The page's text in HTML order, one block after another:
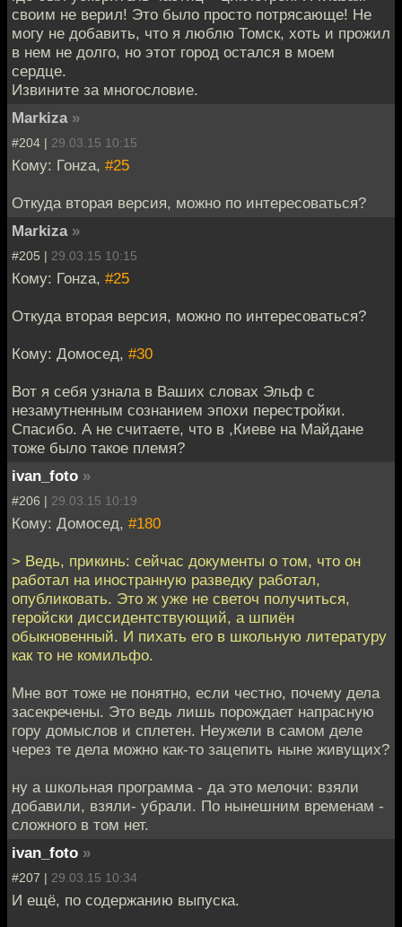
своим не верил! Это было просто потрясающе! Не
могу не добавить, что я люблю Томск, хоть и прожил
в нем не долго, но этот город остался в моем
сердце.
Извините за многословие.
Markiza »
#204 | 29.03.15 10:15
Кому: Гонzа, #25
Откуда вторая версия, можно по интересоваться?
Markiza »
#205 | 29.03.15 10:15
Кому: Гонzа, #25
Откуда вторая версия, можно по интересоваться?
Кому: Домосед, #30
Вот я себя узнала в Ваших словах Эльф с
незамутненным сознанием эпохи перестройки.
Спасибо. А не считаете, что в ,Киеве на Майдане
тоже было такое племя?
ivan_foto »
#206 | 29.03.15 10:19
Кому: Домосед, #180
> Ведь, прикинь: сейчас документы о том, что он
работал на иностранную разведку работал,
опубликовать. Это ж уже не светоч получиться,
геройски диссидентствующий, а шпиён
обыкновенный. И пихать его в школьную литературу
как то не комильфо.
Мне вот тоже не понятно, если честно, почему дела
засекречены. Это ведь лишь порождает напрасную
гору домыслов и сплетен. Неужели в самом деле
через те дела можно как-то зацепить ныне живущих?
ну а школьная программа - да это мелочи: взяли
добавили, взяли- убрали. По нынешним временам -
сложного в том нет.
ivan_foto »
#207 | 29.03.15 10:34
И ещё, по содержанию выпуска.